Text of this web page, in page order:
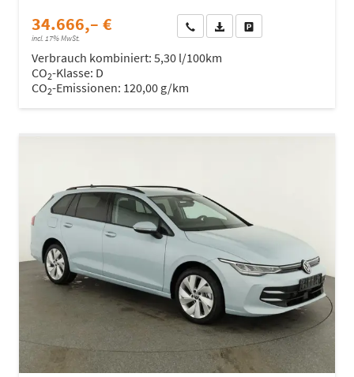
34.666,– €
incl. 17% MwSt.
Wir rufen Sie anFahrzeugexposé (PDF)
Verbrauch kombiniert: 5,30 l/100km
CO2-Klasse: D
CO2-Emissionen: 120,00 g/km